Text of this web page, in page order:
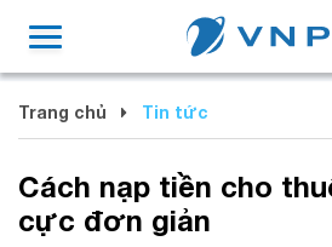
Trang chủ Tin tức
Cách nạp tiền cho
cực đơn giản